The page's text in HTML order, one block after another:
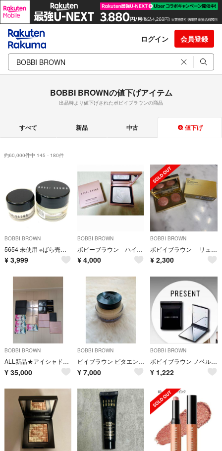
ログイン 会員登録
BOBBI BROWNの値下げアイテム
出品時より値下げされたボビイブラウンの商品
すべて 新品 中古 値下げ
約60,000件中 145 - 180件
BOBBI BROWN
5654 未使用 ※ばら売り不可 BOBBI BROWN アイバーム&クリーム
¥ 3,999
BOBBI BROWN
ボビーブラウン ハイライティングパウダー完売品
¥ 4,000
BOBBI BROWN
ボビイブラウン リュクスアイシャドウデュオ ミッドナイトトースト
¥ 2,300
BOBBI BROWN
ALL新品★アイシャドウ まとめ売り ボビイブラウンほか 20点
¥ 35,000
BOBBI BROWN
ビイブラウン ビタエンリッチド クリーム＆フェイスベース
¥ 7,000
BOBBI BROWN
ボビイブラウン ノベルティ ミラー
¥ 1,222